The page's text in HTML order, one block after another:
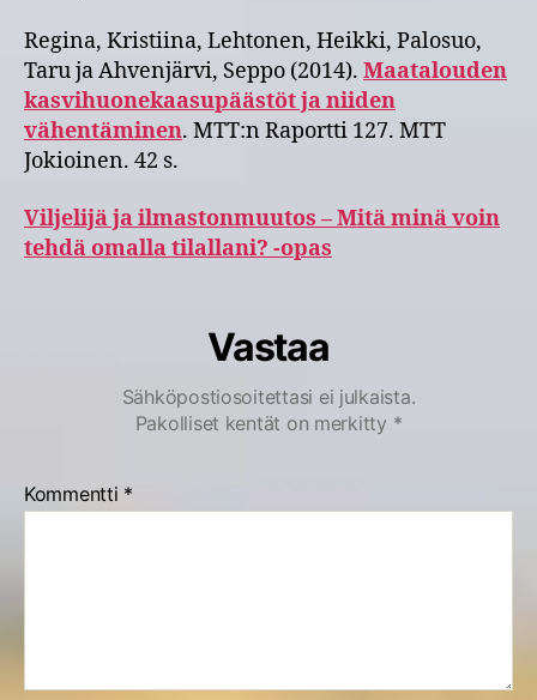
Regina, Kristiina, Lehtonen, Heikki, Palosuo,
Taru ja Ahvenjärvi, Seppo (2014). Maatalouden
kasvihuonekaasupäästöt ja niiden
vähentäminen. MTT:n Raportti 127. MTT
Jokioinen. 42 s.
Viljelijä ja ilmastonmuutos – Mitä minä voin
tehdä omalla tilallani? -opas
Vastaa
Sähköpostiosoitettasi ei julkaista.
Pakolliset kentät on merkitty *
Kommentti *